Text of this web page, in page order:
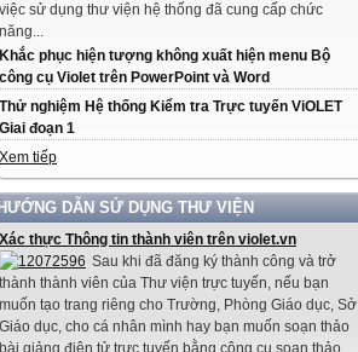
việc sử dụng thư viện hệ thống đã cung cấp chức
năng...
Khắc phục hiện tượng không xuất hiện menu Bộ
công cụ Violet trên PowerPoint và Word
Thử nghiệm Hệ thống Kiểm tra Trực tuyến ViOLET
Giai đoạn 1
Xem tiếp
HƯỚNG DẪN SỬ DỤNG THƯ VIỆN
Xác thực Thông tin thành viên trên violet.vn
Sau khi đã đăng ký thành công và trở
thành thành viên của Thư viện trực tuyến, nếu bạn
muốn tạo trang riêng cho Trường, Phòng Giáo dục, Sở
Giáo dục, cho cá nhân mình hay bạn muốn soạn thảo
bài giảng điện tử trực tuyến bằng công cụ soạn thảo